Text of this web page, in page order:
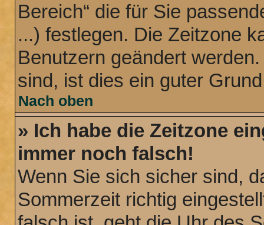
Bereich“ die für Sie
...) festlegen. Die Zeitzone
Benutzern geändert
sind, ist dies ein guter
Nach oben
» Ich habe die Zeitzone
immer noch falsch!
Wenn Sie sich sicher sind,
Sommerzeit richtig